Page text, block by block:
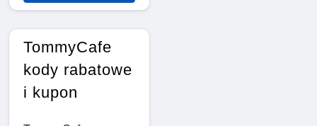
TommyCafe
kody rabatowe
i kupon